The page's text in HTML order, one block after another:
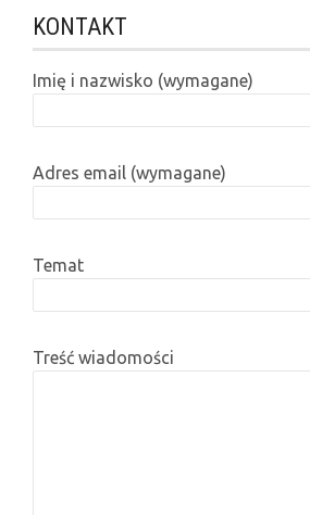
KONTAKT
Imię i nazwisko (wymagane)
Adres email (wymagane)
Temat
Treść wiadomości